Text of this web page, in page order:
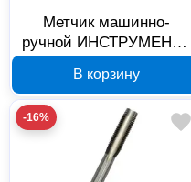
Метчик машинно-
ручной ИНСТРУМЕНТ -
П7878
В корзину
-16%